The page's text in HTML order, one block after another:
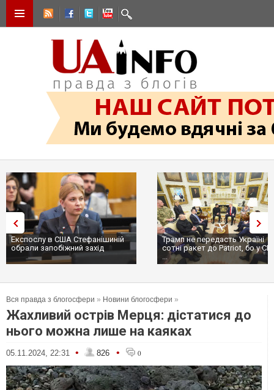
Експослу в США Стефанішиній
обрали запобіжний захід
Трамп не передасть Україні
сотні ракет до Patriot, бо у
...
Вся правда з блогосфери » Новини блогосфери »
Жахливий острів Мерця: дістатися до
нього можна лише на каяках
05.11.2024, 22:31 • 826 • 0